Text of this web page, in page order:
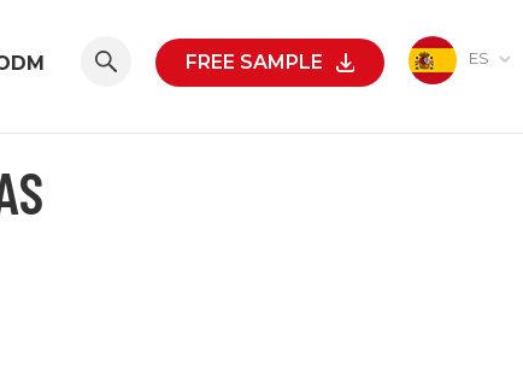
ES
FREE SAMPLE